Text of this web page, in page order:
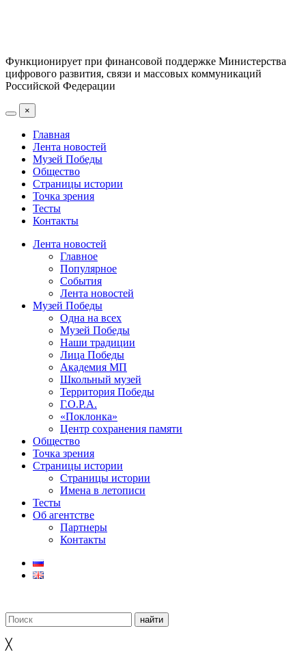
Функционирует при финансовой поддержке Министерства
цифрового развития, связи и массовых коммуникаций
Российской Федерации
×
Главная
Лента новостей
Музей Победы
Общество
Страницы истории
Точка зрения
Тесты
Контакты
Лента новостей
Главное
Популярное
События
Лента новостей
Музей Победы
Одна на всех
Музей Победы
Наши традиции
Лица Победы
Академия МП
Школьный музей
Территория Победы
Г.О.Р.А.
«Поклонка»
Центр сохранения памяти
Общество
Точка зрения
Страницы истории
Страницы истории
Имена в летописи
Тесты
Об агентстве
Партнеры
Контакты
╳